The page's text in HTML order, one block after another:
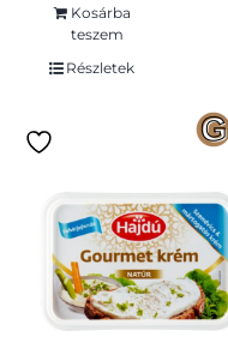
Átvétel
Kosárba
teszem
Részletek